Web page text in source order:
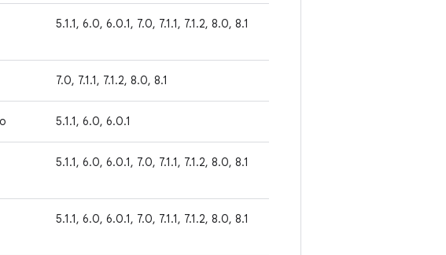
5.1.1, 6.0, 6.0.1, 7.0, 7.1.1, 7.1.2, 8.0, 8.1
7.0, 7.1.1, 7.1.2, 8.0, 8.1
5.1.1, 6.0, 6.0.1
5.1.1, 6.0, 6.0.1, 7.0, 7.1.1, 7.1.2, 8.0, 8.1
5.1.1, 6.0, 6.0.1, 7.0, 7.1.1, 7.1.2, 8.0, 8.1